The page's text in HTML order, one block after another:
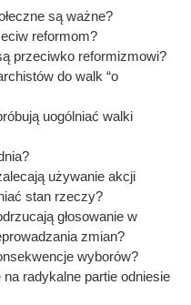
są ważne?
reformom?
przeciwko reformizmowi?
do walk “o
uogólniać walki
używanie akcji
stan rzeczy?
głosowanie w
zmian?
wyborów?
na radykalne partie odniesie